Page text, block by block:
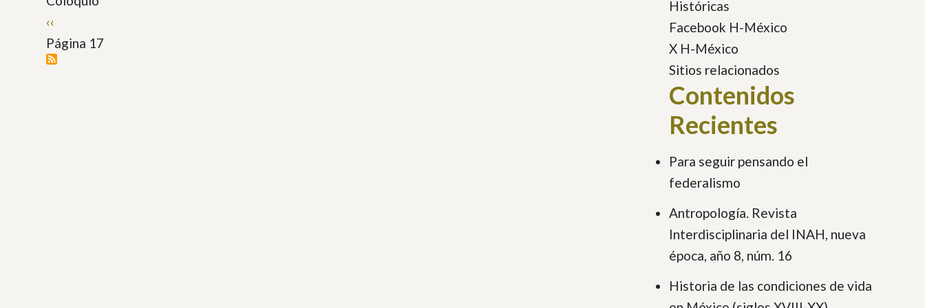
Paginación
Página
anterior
‹‹
Página 17
Históricas
Facebook H-México
X H-México
Sitios relacionados
Contenidos
Recientes
Para seguir pensando el
federalismo
Antropología. Revista
Interdisciplinaria del INAH, nueva
época, año 8, núm. 16
Historia de las condiciones de vida